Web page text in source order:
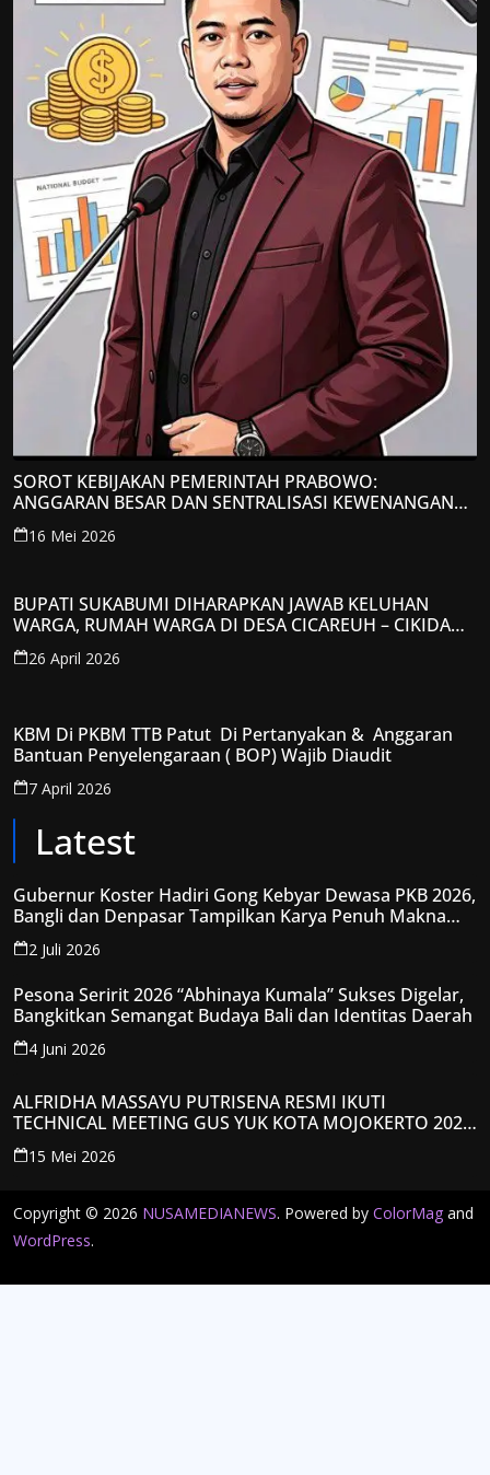
SOROT KEBIJAKAN PEMERINTAH PRABOWO:
ANGGARAN BESAR DAN SENTRALISASI KEWENANGAN
JADI PERHATIAN; LPP-TIPIKOR RI BERIKAN TANGGAPAN
KRITIS
16 Mei 2026
BUPATI SUKABUMI DIHARAPKAN JAWAB KELUHAN
WARGA, RUMAH WARGA DI DESA CICAREUH – CIKIDANG
DIAMBRUKAN
26 April 2026
KBM Di PKBM TTB Patut Di Pertanyakan & Anggaran
Bantuan Penyelengaraan ( BOP) Wajib Diaudit
7 April 2026
Latest
Gubernur Koster Hadiri Gong Kebyar Dewasa PKB 2026,
Bangli dan Denpasar Tampilkan Karya Penuh Makna
Spiritual
2 Juli 2026
Pesona Seririt 2026 “Abhinaya Kumala” Sukses Digelar,
Bangkitkan Semangat Budaya Bali dan Identitas Daerah
4 Juni 2026
ALFRIDHA MASSAYU PUTRISENA RESMI IKUTI
TECHNICAL MEETING GUS YUK KOTA MOJOKERTO 2026,
KANTONGI NOMOR PESERTA Y008
15 Mei 2026
Copyright © 2026 NUSAMEDIANEWS. Powered by ColorMag and
WordPress.